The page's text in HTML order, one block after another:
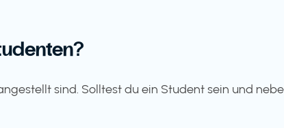
sind. Solltest du ein Student sein und